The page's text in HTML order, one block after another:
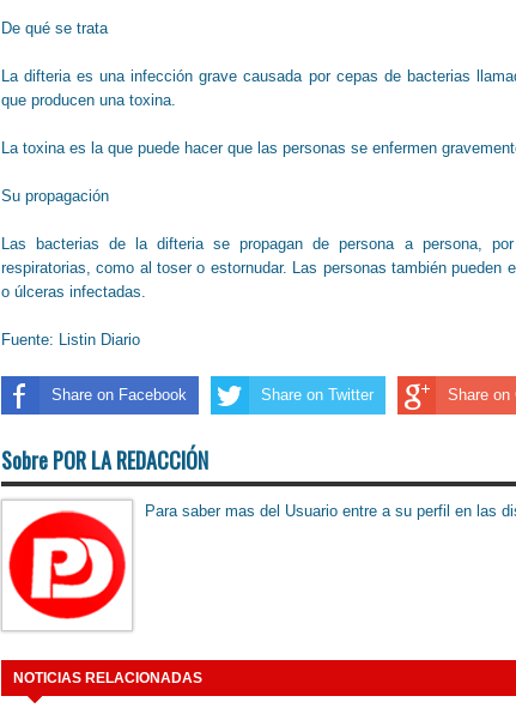
De qué se trata
La difteria es una infección grave causada por cepas de bacterias
que producen una toxina.
La toxina es la que puede hacer que las personas se enfermen
Su propagación
Las bacterias de la difteria se propagan de persona a persona,
respiratorias, como al toser o estornudar. Las personas también pueden
o úlceras infectadas.
Fuente: Listin Diario
Share on Facebook Share on Twitter Share on
Sobre POR LA REDACCIÓN
Para saber mas del Usuario entre a su perfil en las
NOTICIAS RELACIONADAS